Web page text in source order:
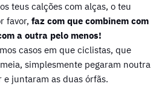
teus calções com alças, o teu
favor, faz com que combinem com
a outra pelo menos!
casos em que ciclistas, que
simplesmente pegaram noutra
juntaram as duas órfãs.